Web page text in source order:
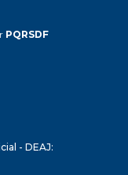
PQRSDF
- DEAJ: